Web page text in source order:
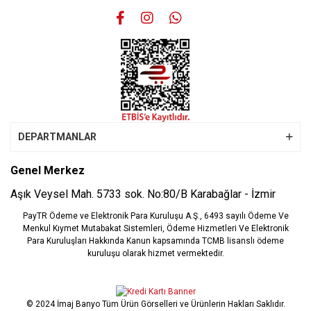
Gönder
DEPARTMANLAR
Genel Merkez
Aşık Veysel Mah. 5733 sok. No:80/B Karabağlar - İzmir
PayTR Ödeme ve Elektronik Para Kuruluşu A.Ş., 6493 sayılı Ödeme Ve
Menkul Kıymet Mutabakat Sistemleri, Ödeme Hizmetleri Ve Elektronik
Para Kuruluşları Hakkında Kanun kapsamında TCMB lisanslı ödeme
kuruluşu olarak hizmet vermektedir.
© 2024 İmaj Banyo Tüm Ürün Görselleri ve Ürünlerin Hakları Saklıdır.